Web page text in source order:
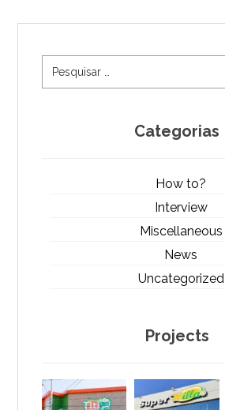
Categorias
How to?
Interview
Miscellaneous
News
Uncategorized
Projects